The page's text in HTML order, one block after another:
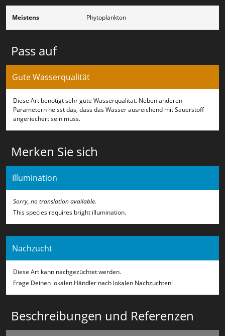
Meistens Phytoplankton
Pass auf
Gute Wasserqualität
Diese Art benötigt sehr gute Wasserqualität. Neben anderen
Parametern heisst das, dass das Wasser ausreichend mit Sauerstoff
angeriechert sein muss.
Merken Sie sich
Illumination
Sorry, no translation available.
This species requires bright illumination.
Nachzucht
Diese Art kann nachgezüchtet werden.
Frage Deinen lokalen Händler nach lokalen Nachzuchten!
Beschreibungen und Referenzen